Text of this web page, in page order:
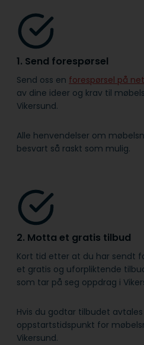
1. Send forespørsel
Send oss en forespørsel på
av dine ideer og krav til
Vikersund.
Alle henvendelser om
besvart så raskt som mulig.
2. Motta et gratis tilbud
Kort tid etter at du har sendt
et gratis og uforpliktende
som tar på seg oppdrag i
Hvis du godtar tilbudet
oppstartstidspunkt for
Vikersund.